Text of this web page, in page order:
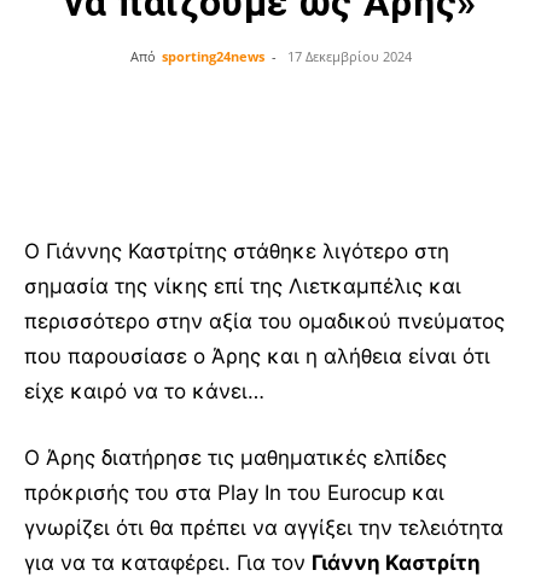
Από sporting24news - 17 Δεκεμβρίου 2024
Ο Γιάννης Καστρίτης στάθηκε λιγότερο στη
σημασία της νίκης επί της Λιετκαμπέλις και
περισσότερο στην αξία του ομαδικού πνεύματος
που παρουσίασε ο Άρης και η αλήθεια είναι ότι
είχε καιρό να το κάνει…
Ο Άρης διατήρησε τις μαθηματικές ελπίδες
πρόκρισής του στα Play In του Eurocup και
γνωρίζει ότι θα πρέπει να αγγίξει την τελειότητα
για να τα καταφέρει. Για τον Γιάννη Καστρίτη